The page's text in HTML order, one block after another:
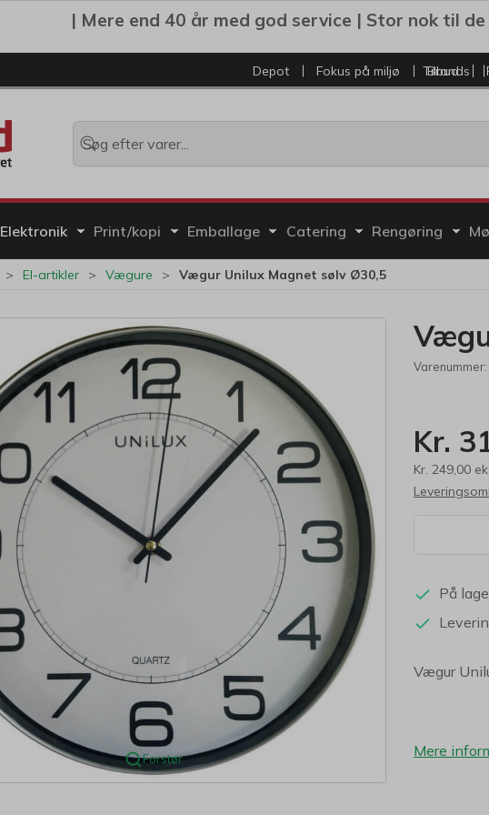
| Mere end 40 år med god service | Stor nok til
Depot Fokus på miljø Brands
Tilbud
Elektronik Print/kopi Emballage Catering Rengøring
El-artikler Vægure Vægur Unilux Magnet sølv Ø30,5
Forstør
Varenummer:
Kr.
Kr. 249,00
På
Vægur
Mere